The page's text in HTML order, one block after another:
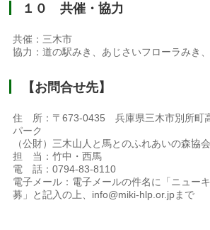
１０ 共催・協力
共催：三木市
協力：道の駅みき、あじさいフローラみき
【お問合せ先】
住 所：〒673-0435 兵庫県三木市別所町
パーク
（公財）三木山人と馬とのふれあいの森協会
担 当：竹中・西馬
電 話：0794-83-8110
電子メール：電子メールの件名に「ニュー
募」と記入の上、info@miki-hlp.or.jpまで